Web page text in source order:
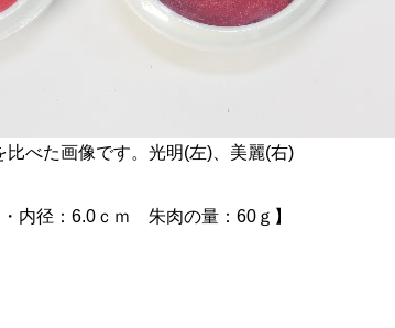
比べた画像です。光明(左)、美麗(右)
内径：6.0ｃｍ 朱肉の量：60ｇ】